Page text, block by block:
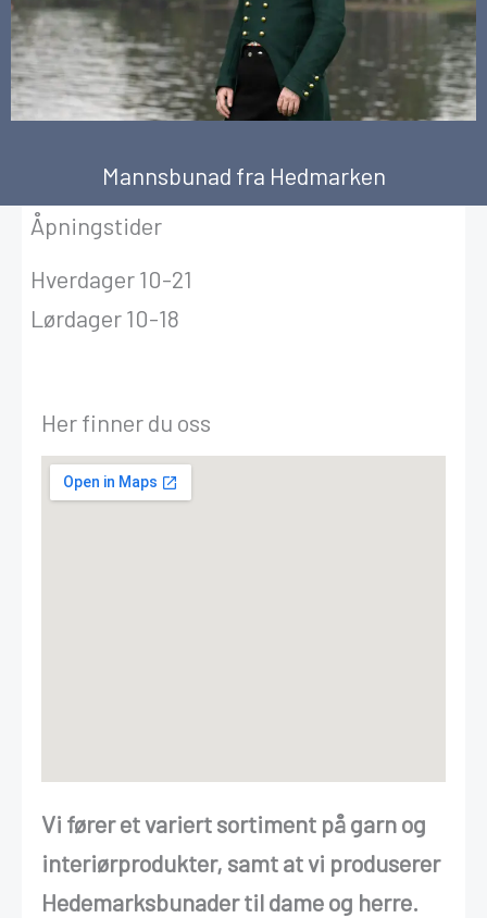
Mannsbunad fra Hedmarken
Åpningstider
Hverdager 10-21
Lørdager 10-18
Her finner du oss
Vi fører et variert sortiment på garn og
interiørprodukter, samt at vi produserer
Hedemarksbunader til dame og herre.